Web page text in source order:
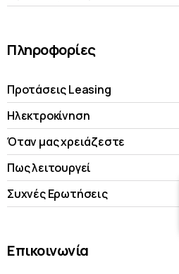
Πληροφορίες
Προτάσεις Leasing
Ηλεκτροκίνηση
Όταν μας χρειάζεστε
Πως λειτουργεί
Συχνές Ερωτήσεις
Επικοινωνία